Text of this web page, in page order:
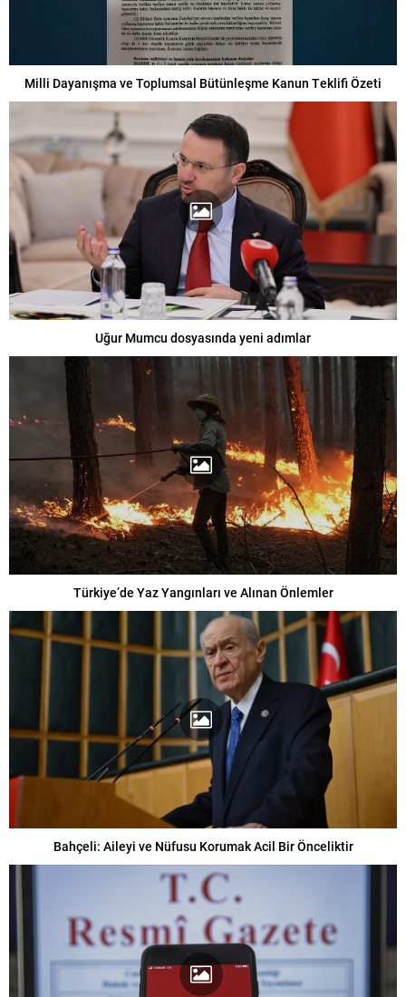
Milli Dayanışma ve Toplumsal Bütünleşme Kanun Teklifi Özeti
Uğur Mumcu dosyasında yeni adımlar
Türkiye’de Yaz Yangınları ve Alınan Önlemler
Bahçeli: Aileyi ve Nüfusu Korumak Acil Bir Önceliktir